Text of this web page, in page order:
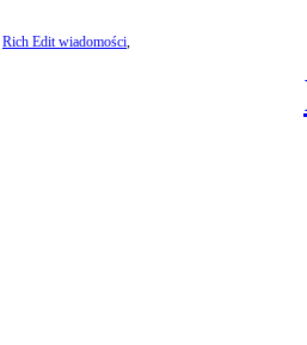
Rich Edit wiadomości,